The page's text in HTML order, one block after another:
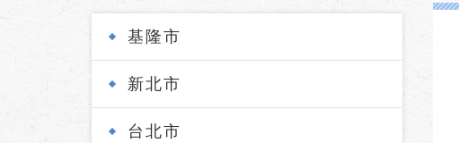
基隆市
新北市
台北市